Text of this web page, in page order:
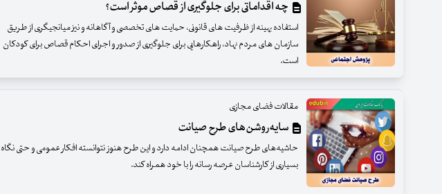
چه اقداماتی برای جلوگیری از قصاص موثر است؟
استفاده بهینه از ظرفیت های قانونی، حمایت های تخصصی و آگاهانه و نیز میانجیگری از طریق
سازمان های مردم نهاد، راهکارهایی برای جلوگیری از صدور و اجرای احکام قصاص برای کودکان
است.
مقالات فضای مجازی
سایه‌روشن‌های طرح صیانت
حاشیه‌های طرح صیانت همچنان ادامه دارد و این طرح هنوز نتوانسته افکار عمومی و حتی نگاه
بسیاری از کارشناسان عرصه رسانه را با خود همراه کند.